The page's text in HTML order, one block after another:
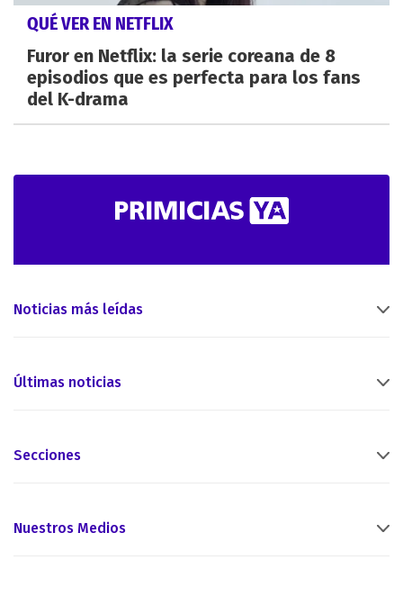
QUÉ VER EN NETFLIX
Furor en Netflix: la serie coreana de 8
episodios que es perfecta para los fans
del K-drama
Noticias más leídas
Últimas noticias
Secciones
Nuestros Medios